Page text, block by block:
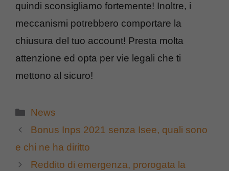
quindi sconsigliamo fortemente! Inoltre, i
meccanismi potrebbero comportare la
chiusura del tuo account! Presta molta
attenzione ed opta per vie legali che ti
mettono al sicuro!
Categorie
News
Bonus Inps 2021 senza Isee, quali sono
e chi ne ha diritto
Reddito di emergenza, prorogata la